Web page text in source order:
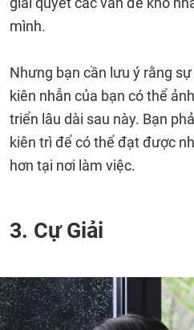
mình.
Nhưng bạn cần lưu ý rằng
kiên nhẫn của bạn có thể
triển lâu dài sau này. Bạn
kiên trì để có thể đạt được
hơn tại nơi làm việc.
3. Cự Giải